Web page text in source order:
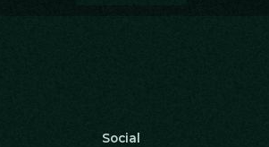
Social